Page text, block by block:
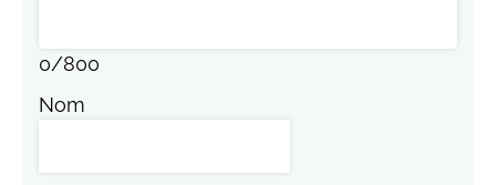
0/800
Nom